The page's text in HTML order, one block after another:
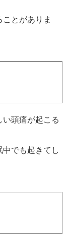
とがありま
頭痛が起こる
中でも起きてし